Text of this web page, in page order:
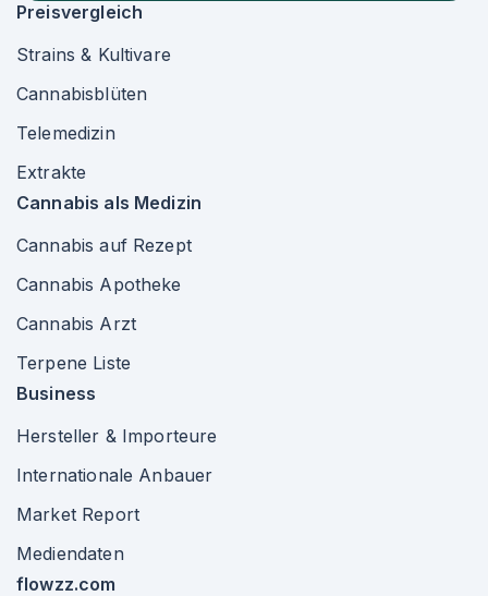
Preisvergleich
Strains & Kultivare
Cannabisblüten
Telemedizin
Extrakte
Cannabis als Medizin
Cannabis auf Rezept
Cannabis Apotheke
Cannabis Arzt
Terpene Liste
Business
Hersteller & Importeure
Internationale Anbauer
Market Report
Mediendaten
flowzz.com